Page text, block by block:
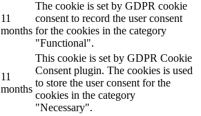
11
months
The cookie is set by GDPR cookie
consent to record the user consent
for the cookies in the category
"Functional".
11
months
This cookie is set by GDPR Cookie
Consent plugin. The cookies is used
to store the user consent for the
cookies in the category
"Necessary".